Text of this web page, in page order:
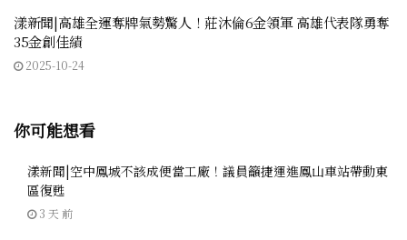
漾新聞|高雄全運奪牌氣勢驚人！莊沐倫6金領軍 高雄代表隊勇奪
35金創佳績
2025-10-24
你可能想看
漾新聞|空中鳳城不該成便當工廠！議員籲捷運進鳳山車站帶動東
區復甦
3 天 前